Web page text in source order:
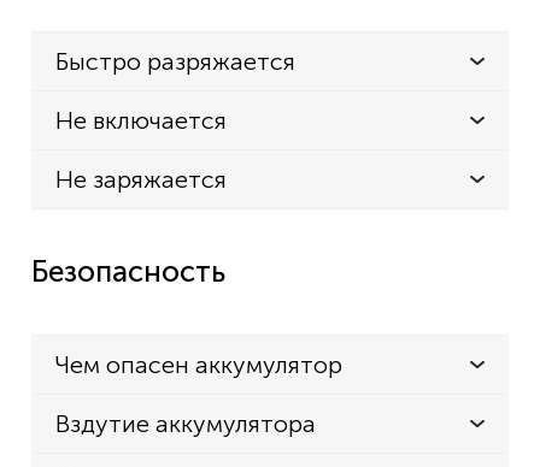
Быстро разряжается
Не включается
Не заряжается
Безопасность
Чем опасен аккумулятор
Вздутие аккумулятора